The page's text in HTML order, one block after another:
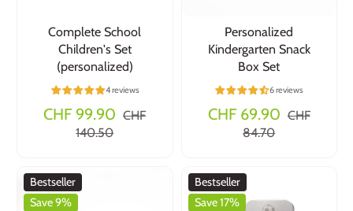
Complete School
Children's Set
(personalized)
4 reviews
CHF 99.90 CHF
140.50
Personalized
Kindergarten Snack
Box Set
6 reviews
CHF 69.90 CHF
84.70
Bestseller
Save 9%
Bestseller
Save 17%